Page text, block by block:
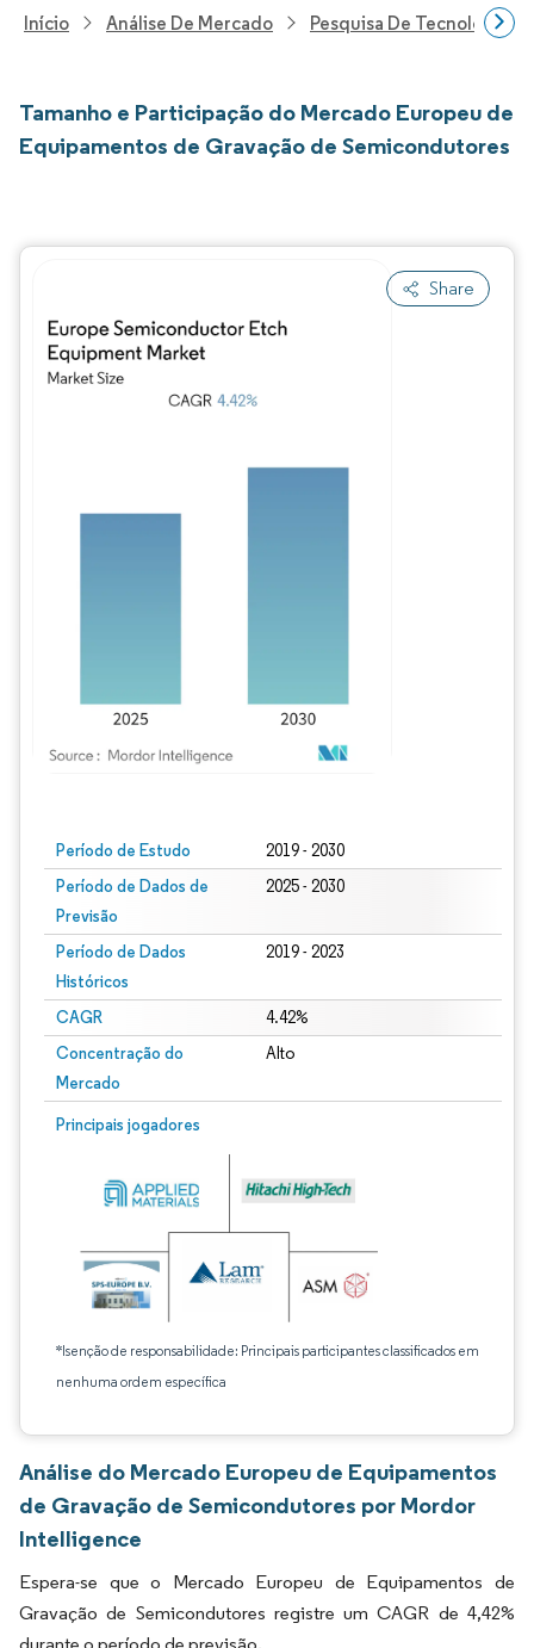
Início Análise De Mercado Pesquisa De Tecnologia,
Tamanho e Participação do Mercado Europeu de
Equipamentos de Gravação de Semicondutores
Share
Período de Estudo 2019 - 2030
Período de Dados de
Previsão
2025 - 2030
Período de Dados
Históricos
2019 - 2023
CAGR 4.42%
Concentração do
Mercado
Alto
Principais jogadores
*Isenção de responsabilidade: Principais participantes classificados em
nenhuma ordem específica
Análise do Mercado Europeu de Equipamentos
de Gravação de Semicondutores por Mordor
Intelligence
Espera-se que o Mercado Europeu de Equipamentos de
Gravação de Semicondutores registre um CAGR de 4,42%